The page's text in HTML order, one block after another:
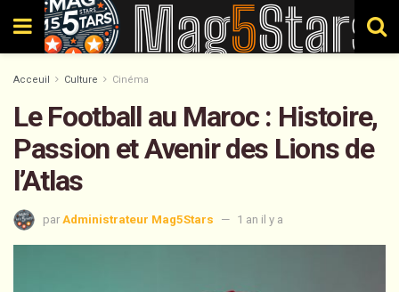
Acceuil Culture Cinéma
Le Football au Maroc : Histoire,
Passion et Avenir des Lions de
l’Atlas
par Administrateur Mag5Stars 1 an il y a